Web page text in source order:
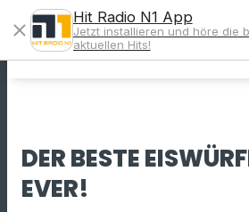
DER BESTE
EVER!
close
Hit Radio N1 App
Jetzt installieren und höre die
aktuellen Hits!